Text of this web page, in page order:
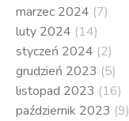
marzec 2024 (7)
luty 2024 (14)
styczeń 2024 (2)
grudzień 2023 (5)
listopad 2023 (16)
październik 2023 (9)